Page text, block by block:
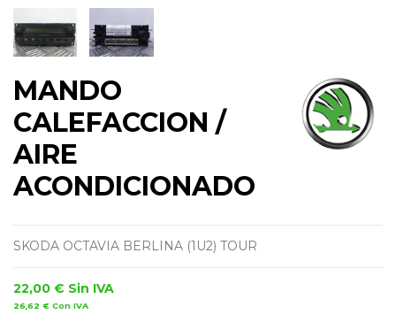
MANDO
CALEFACCION /
AIRE
ACONDICIONADO
SKODA OCTAVIA BERLINA (1U2) TOUR
22,00 € Sin IVA
26,62 € Con IVA